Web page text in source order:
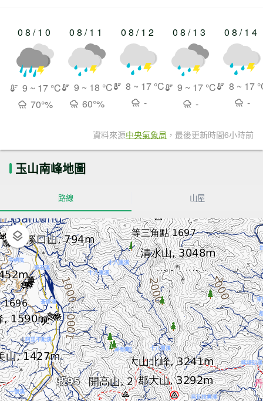
08/10
9 ~ 17 °C
70°%
08/11
9 ~ 18 °C
60°%
08/12
8 ~ 17 °C
-
08/13
9 ~ 17 °C
-
08/14
8 ~ 17
-
資料來源中央氣象局 ，最後更新時間6小時前
玉山南峰地圖
路線 山屋